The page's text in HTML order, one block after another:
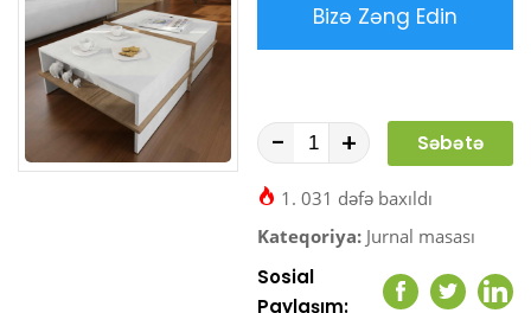
Bizə Zəng Edin
- +
Səbətə
1. 031 dəfə baxıldı
Kateqoriya: Jurnal masası
Sosial
Paylaşım:
Facebook
Twitter